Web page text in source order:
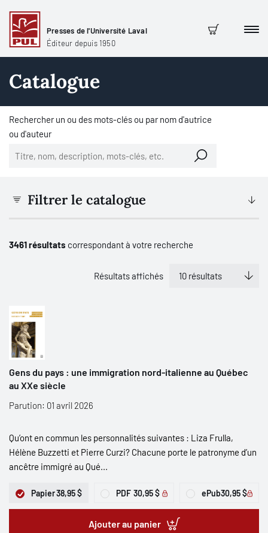
Presses de l'Université Laval
Éditeur depuis 1950
Panier
Catalogue
Rechercher un ou des mots-clés ou par nom d'autrice
ou d'auteur
Filtrer le catalogue
3461 résultats correspondant à votre recherche
Résultats affichés
Gens du pays : une immigration nord-italienne au Québec
au XXe siècle
Parution: 01 avril 2026
Qu’ont en commun les personnalités suivantes : Liza Frulla,
Hélène Buzzetti et Pierre Curzi? Chacune porte le patronyme d’un
ancêtre immigré au Qué...
Papier38,95 $ PDF 30,95 $ ePub30,95 $
Ajouter au panier